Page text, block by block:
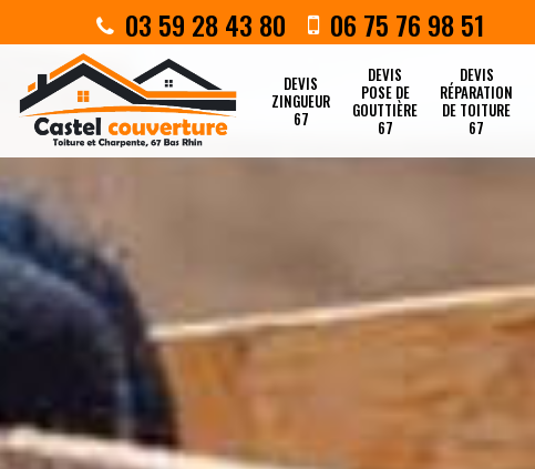
03 59 28 43 80 06 75 76 98 51
DEVIS
ZINGUEUR
67
DEVIS
POSE DE
GOUTTIÈRE
67
DEVIS
RÉPARATION
DE TOITURE
67